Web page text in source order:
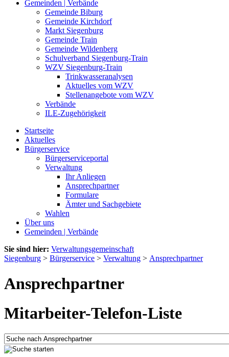
Gemeinden | Verbände
Gemeinde Biburg
Gemeinde Kirchdorf
Markt Siegenburg
Gemeinde Train
Gemeinde Wildenberg
Schulverband Siegenburg-Train
WZV Siegenburg-Train
Trinkwasseranalysen
Aktuelles vom WZV
Stellenangebote vom WZV
Verbände
ILE-Zugehörigkeit
Startseite
Aktuelles
Bürgerservice
Bürgerserviceportal
Verwaltung
Ihr Anliegen
Ansprechpartner
Formulare
Ämter und Sachgebiete
Wahlen
Über uns
Gemeinden | Verbände
Sie sind hier: Verwaltungsgemeinschaft
Siegenburg > Bürgerservice > Verwaltung > Ansprechpartner
Ansprechpartner
Mitarbeiter-Telefon-Liste